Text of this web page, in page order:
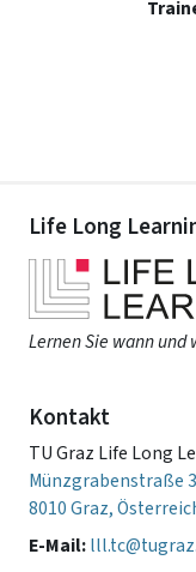
Life Long
Lernen Sie wann und
Kontakt
TU Graz Life Long
Münzgrabenstraße
8010 Graz,
E-Mail: